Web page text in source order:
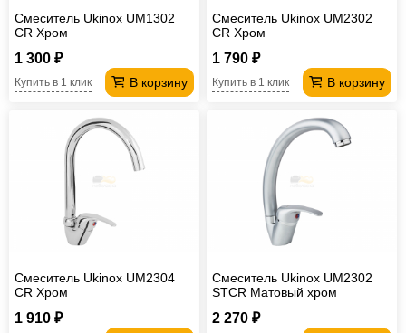
компьютер
для
Мебель
Кресла-
Косметологическое
оборудование
Смеситель Ukinox UM1302
CR Хром
1 300 ₽
В корзину
Купить в 1 клик
Смеситель Ukinox UM2302
CR Хром
1 790 ₽
В корзину
Купить в 1 клик
Смеситель Ukinox UM2304
CR Хром
1 910 ₽
Смеситель Ukinox UM2302
STCR Матовый хром
2 270 ₽